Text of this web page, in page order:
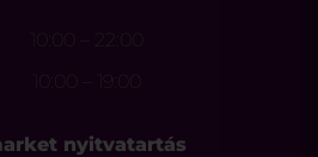
10:00 – 22:00
nyitvatartás